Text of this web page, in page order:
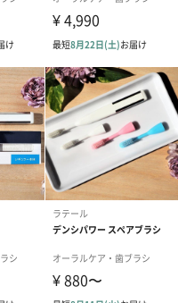
Brush】は、歯科医の指
デン内のお店や歯科医院で
立てられるプラスチック
題を生み出しています。
を使用した美しくシンプ
ラシに対抗する手段を皆